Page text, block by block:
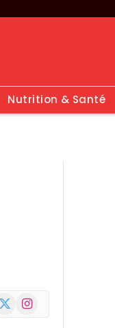
Nutrition & Santé
Instagram